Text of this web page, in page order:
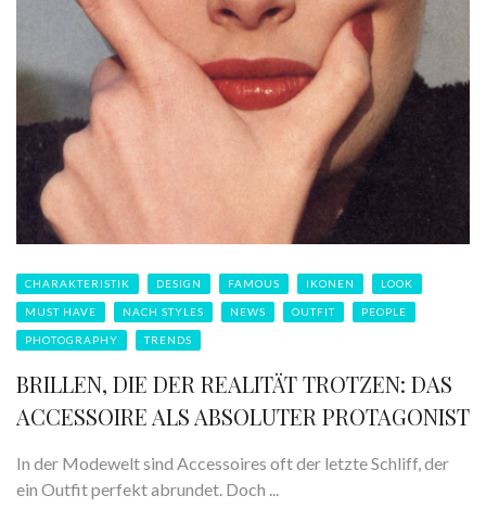
CHARAKTERISTIK DESIGN FAMOUS IKONEN LOOK
MUST HAVE NACH STYLES NEWS OUTFIT PEOPLE
PHOTOGRAPHY TRENDS
BRILLEN, DIE DER REALITÄT TROTZEN: DAS
ACCESSOIRE ALS ABSOLUTER PROTAGONIST
In der Modewelt sind Accessoires oft der letzte Schliff, der
ein Outfit perfekt abrundet. Doch ...